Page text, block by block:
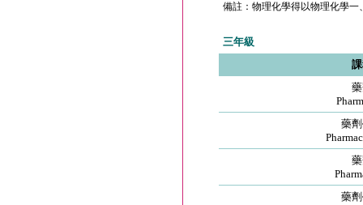
備註：物理化學得以物理化學
三年級
藥
藥